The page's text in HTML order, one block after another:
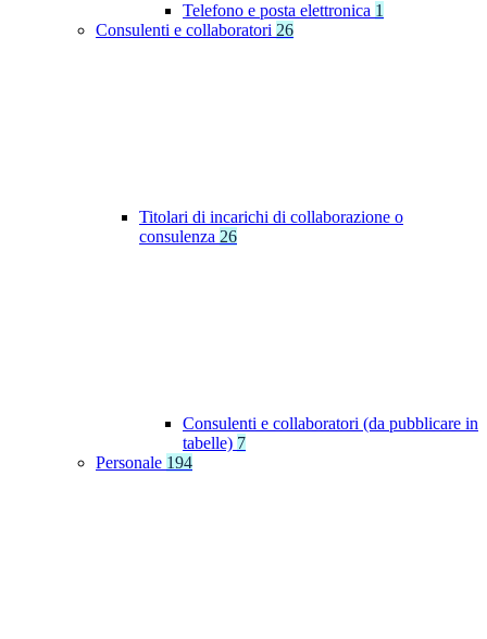
Telefono e posta elettronica 1
Consulenti e collaboratori 26
Titolari di incarichi di collaborazione o
consulenza 26
Consulenti e collaboratori (da pubblicare in
tabelle) 7
Personale 194